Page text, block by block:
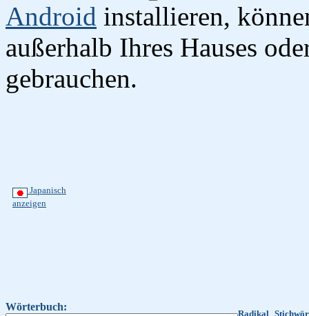
Android installieren,
außerhalb Ihres Hauses
gebrauchen.
Japanisch
anzeigen
Wörterbuch:
Radikal